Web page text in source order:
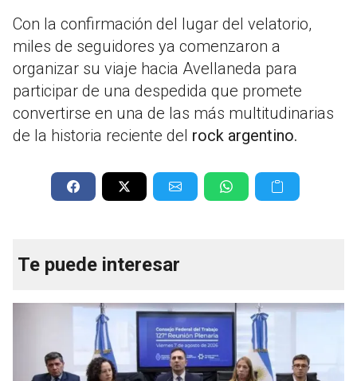
Con la confirmación del lugar del velatorio,
miles de seguidores ya comenzaron a
organizar su viaje hacia Avellaneda para
participar de una despedida que promete
convertirse en una de las más multitudinarias
de la historia reciente del rock argentino.
Te puede interesar